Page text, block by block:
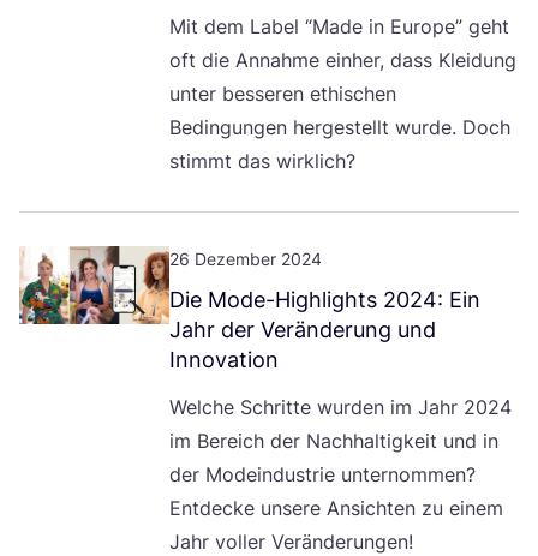
Mit dem Label “Made in Euro­pe” geht
oft die Annah­me ein­her, dass Klei­dung
unter bes­se­ren ethi­schen
Bedin­gun­gen her­ge­stellt wur­de. Doch
stimmt das wirklich?
26 Dezember 2024
Die Mode-High­lights 2024: Ein
Jahr der Ver­än­de­rung und
Innovation
Wel­che Schrit­te wur­den im Jahr 2024
im Bereich der Nach­hal­tig­keit und in
der Mode­indus­trie unter­nom­men?
Ent­de­cke unse­re Ansich­ten zu einem
Jahr vol­ler Veränderungen!